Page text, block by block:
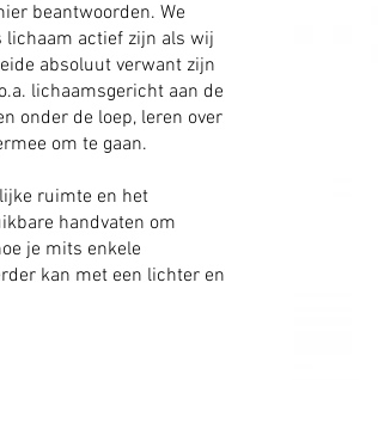
beantwoorden. We
lichaam actief zijn als wij
absoluut verwant zijn
lichaamsgericht aan de
onder de loep, leren over
om te gaan.
ruimte en het
handvaten om
je mits enkele
kan met een lichter en